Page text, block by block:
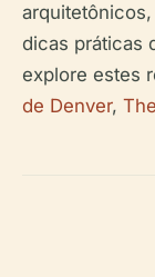
dicas práticas
explore estes
de Denver,